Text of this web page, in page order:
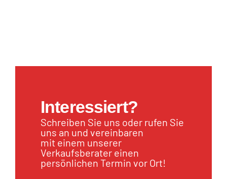
Interessiert?
Schreiben Sie uns oder rufen Sie
uns an und vereinbaren
mit einem unserer
Verkaufsberater einen
persönlichen Termin vor Ort!